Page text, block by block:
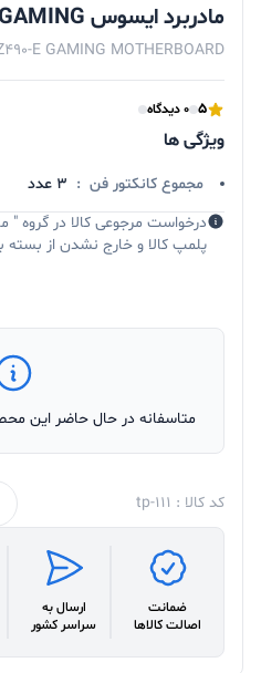
مادربرد ایسوس ROG STRIX Z490-E GAMING
E GAMING MOTHERBOARD
5 0 دیدگاه
ویژگی ها
مجموع کانکتور فن : ۳ عدد
درخواست مرجوعی کالا در گروه "
پلمپ کالا و خارج نشدن از بسته
متاسفانه در حال حاضر این
کد کالا : tp-111
ضمانت
اصالت کالاها
ارسال به
سراسر کشور